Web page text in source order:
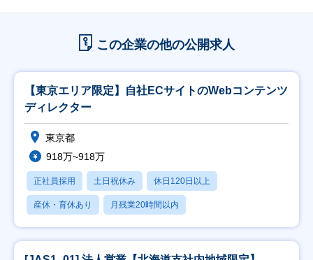
この企業の他の公開求人
【東京エリア限定】自社ECサイトのWebコンテンツ
ディレクター
東京都
918万~918万
正社員採用 土日祝休み 休日120日以上
産休・育休あり 月残業20時間以内